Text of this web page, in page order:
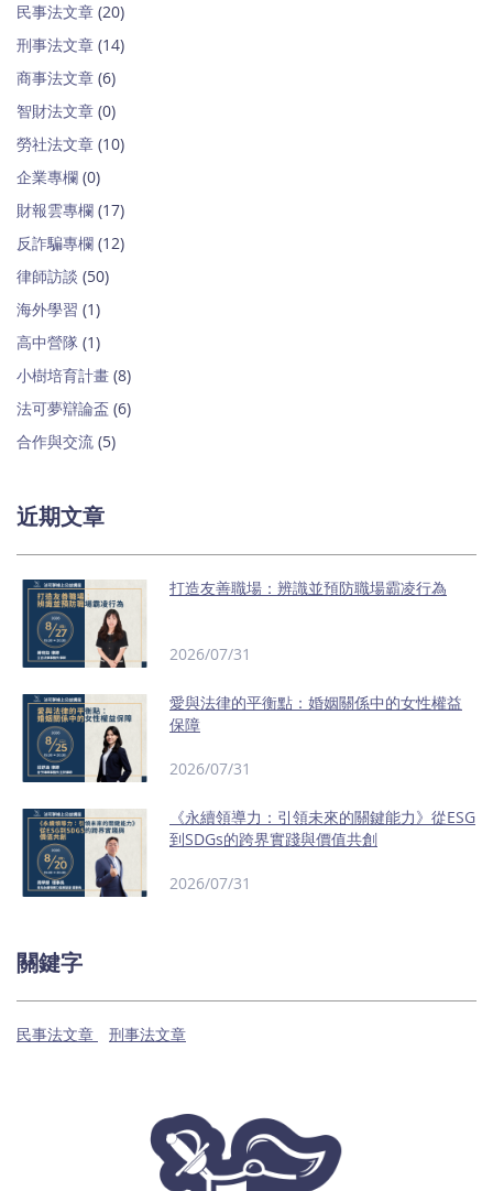
民事法文章 (20)
刑事法文章 (14)
商事法文章 (6)
智財法文章 (0)
勞社法文章 (10)
企業專欄 (0)
財報雲專欄 (17)
反詐騙專欄 (12)
律師訪談 (50)
海外學習 (1)
高中營隊 (1)
小樹培育計畫 (8)
法可夢辯論盃 (6)
合作與交流 (5)
近期文章
打造友善職場：辨識並預防職場霸凌行為
2026/07/31
愛與法律的平衡點：婚姻關係中的女性權益
保障
2026/07/31
《永續領導力：引領未來的關鍵能力》從ESG
到SDGs的跨界實踐與價值共創
2026/07/31
關鍵字
民事法文章 刑事法文章